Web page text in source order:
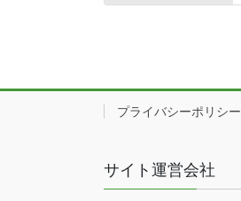
プライバシーポリシー
サイト運営会社